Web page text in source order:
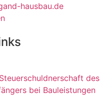
hausbau.de
des
bei Bauleistungen